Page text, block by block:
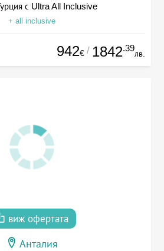
с Ultra All Inclusive
+ all inclusive
942€ / 1842.39
лв.
виж офертата
Анталия